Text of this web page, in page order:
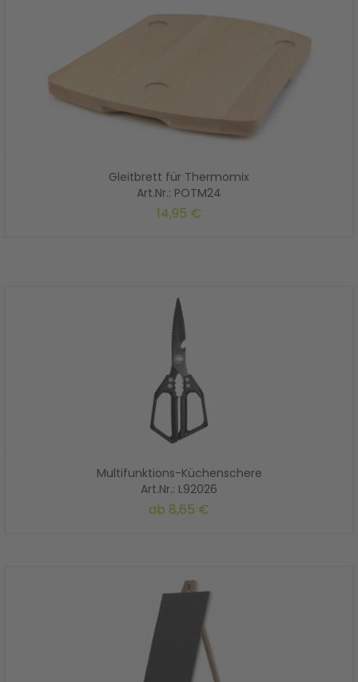
Gleitbrett für Thermomix
Art.Nr.: POTM24
14,95 €
Multifunktions-Küchenschere
Art.Nr.: L92026
ab 8,65 €